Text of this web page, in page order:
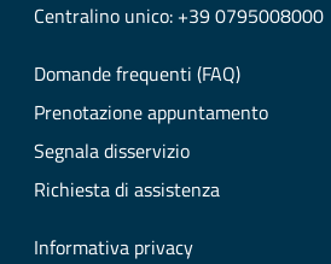
Centralino unico: +39 0795008000
Domande frequenti (FAQ)
Prenotazione appuntamento
Segnala disservizio
Richiesta di assistenza
Informativa privacy